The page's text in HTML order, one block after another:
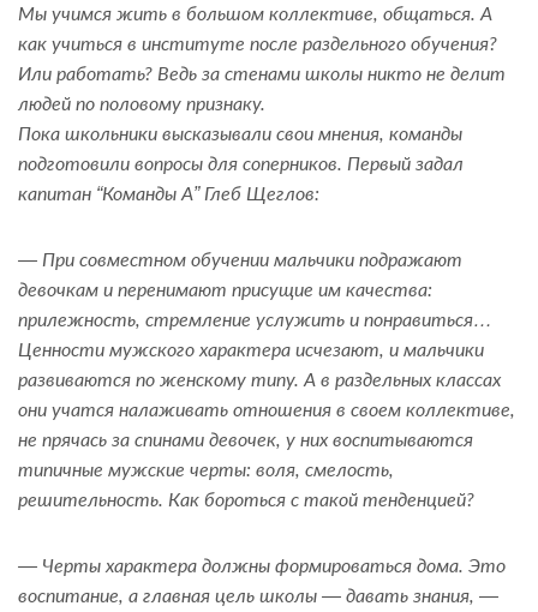
Мы учимся жить в большом коллективе, общаться. А
как учиться в институте после раздельного обучения?
Или работать? Ведь за стенами школы никто не делит
людей по половому признаку.
Пока школьники высказывали свои мнения, команды
подготовили вопросы для соперников. Первый задал
капитан “Команды А” Глеб Щеглов:
— При совместном обучении мальчики подражают
девочкам и перенимают присущие им качества:
прилежность, стремление услужить и понравиться…
Ценности мужского характера исчезают, и мальчики
развиваются по женскому типу. А в раздельных классах
они учатся налаживать отношения в своем коллективе,
не прячась за спинами девочек, у них воспитываются
типичные мужские черты: воля, смелость,
решительность. Как бороться с такой тенденцией?
— Черты характера должны формироваться дома. Это
воспитание, а главная цель школы — давать знания, —